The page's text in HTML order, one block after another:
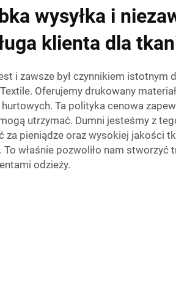
wysyłka i
klienta dla
i zawsze był czynnikiem istotnym
Oferujemy drukowany
Ta polityka cenowa
utrzymać. Dumni jesteśmy z
za pieniądze oraz wysokiej jakości
To właśnie pozwoliło nam stworzyć
odzieży.